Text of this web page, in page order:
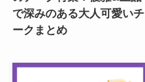
で深みのある大人可愛いチ
ークまとめ